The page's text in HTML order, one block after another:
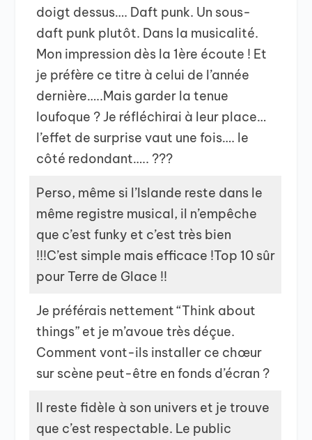
doigt dessus…. Daft punk. Un sous-
daft punk plutôt. Dans la musicalité.
Mon impression dès la 1ère écoute ! Et
je préfère ce titre à celui de l’année
dernière…..Mais garder la tenue
loufoque ? Je réfléchirai à leur place…
l’effet de surprise vaut une fois…. le
côté redondant….. ???
Perso, même si l’Islande reste dans le
même registre musical, il n’empêche
que c’est funky et c’est très bien
!!!C’est simple mais efficace !Top 10 sûr
pour Terre de Glace !!
Je préférais nettement “Think about
things” et je m’avoue très déçue.
Comment vont-ils installer ce chœur
sur scène peut-être en fonds d’écran ?
Il reste fidèle à son univers et je trouve
que c’est respectable. Le public